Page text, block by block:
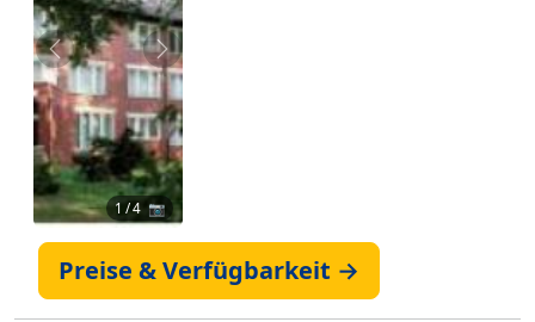
Zurück Weiter
1 / 4 📷
Preise & Verfügbarkeit →